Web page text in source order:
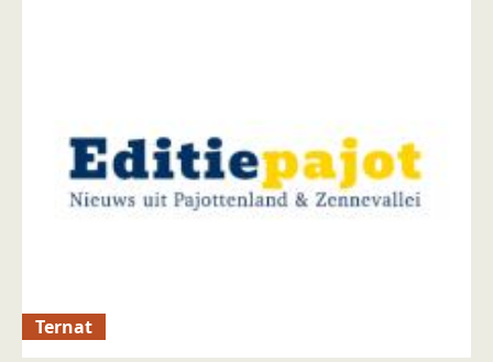
Ternat